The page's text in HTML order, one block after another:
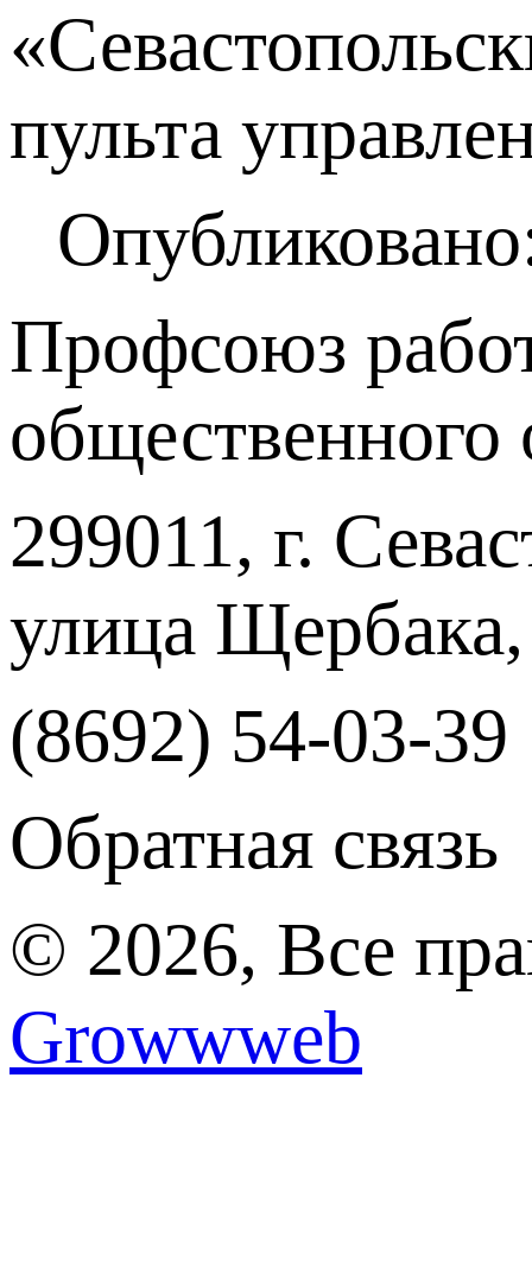
пульта
Профсоюз
299011, г.
улица
(8692) 54-03-39
Обратная связь
© 2026, Все
Growwweb